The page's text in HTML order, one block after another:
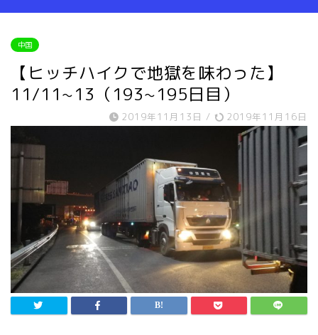
中国
【ヒッチハイクで地獄を味わった】
11/11~13（193~195日目）
2019年11月13日 / 2019年11月16日